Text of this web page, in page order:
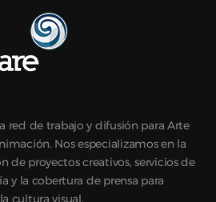
red de trabajo y difusión para Arte
Nos especializamos en la
de proyectos creativos, servicios de
y la cobertura de prensa para
cultura visual.